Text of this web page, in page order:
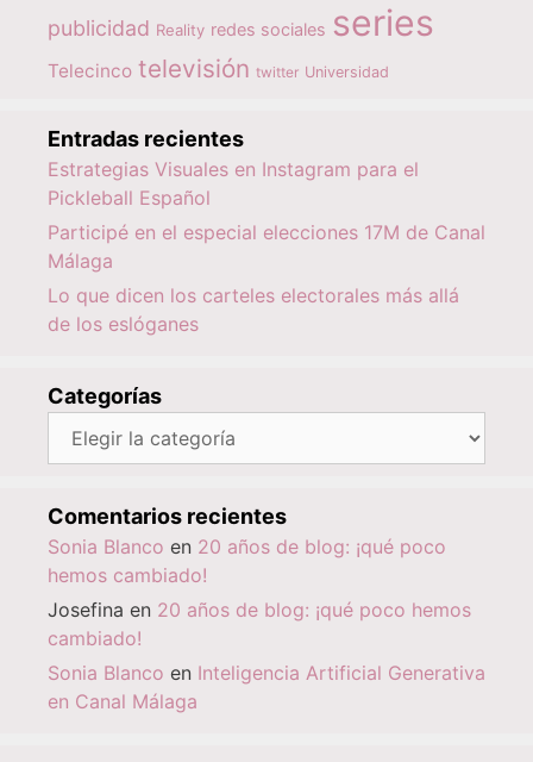
publicidad Reality redes sociales series
Telecinco televisión twitter Universidad
Entradas recientes
Estrategias Visuales en Instagram para el
Pickleball Español
Participé en el especial elecciones 17M de Canal
Málaga
Lo que dicen los carteles electorales más allá
de los eslóganes
Categorías
Categorías
Comentarios recientes
Sonia Blanco en 20 años de blog: ¡qué poco
hemos cambiado!
Josefina en 20 años de blog: ¡qué poco hemos
cambiado!
Sonia Blanco en Inteligencia Artificial Generativa
en Canal Málaga